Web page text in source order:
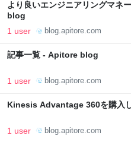
より良いエンジニアリングマネ
blog
1 user blog.apitore.com
記事一覧 - Apitore blog
1 user blog.apitore.com
Kinesis Advantage 360を購入
1 user blog.apitore.com